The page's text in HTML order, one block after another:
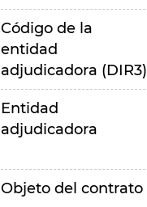
Código de la
entidad
adjudicadora (DIR3)
Entidad
adjudicadora
Objeto del contrato